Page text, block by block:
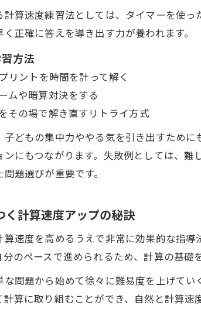
計算速度
計算速度練習法としては、タイマーを使
正確に答えを導き出す力が養われます。
方法
リントを時間を計って解く
ムや暗算対決をする
その場で解き直すリトライ方式
子どもの集中力ややる気を引き出すため
ンにもつながります。失敗例としては、
題選びが重要です。
く計算速度アップの秘訣
算速度を高めるうえで非常に効果的な指
分のペースで進められるため、計算の基
な問題から始めて徐々に難易度を上げて
計算に取り組むことができ、自然と計算